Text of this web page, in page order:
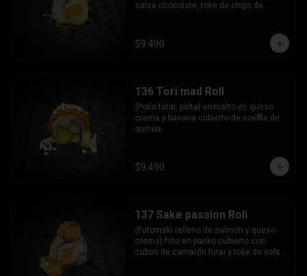
salsa chocolate, toke de chips de
$9.490
136 Tori mad Roll
(Pollo furai, palta) envuelto en queso
crema y banana cubierto de souffle de
quinoa.
$9.490
137 Sake passion Roll
(Futomaki relleno de salmón y queso
crema) frito en panko cubierto con
cubos de camarón furai y toke de salsa